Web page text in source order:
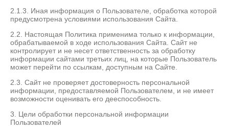
2.1.3. Иная информация о Пользователе, обработка которой
предусмотрена условиями использования Сайта.
2.2. Настоящая Политика применима только к информации,
обрабатываемой в ходе использования Сайта. Сайт не
контролирует и не несет ответственность за обработку
информации сайтами третьих лиц, на которые Пользователь
может перейти по ссылкам, доступным на Сайте.
2.3. Сайт не проверяет достоверность персональной
информации, предоставляемой Пользователем, и не имеет
возможности оценивать его дееспособность.
3. Цели обработки персональной информации
Пользователей